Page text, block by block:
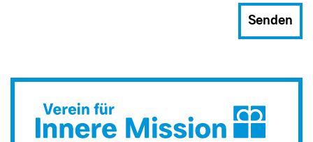
Senden